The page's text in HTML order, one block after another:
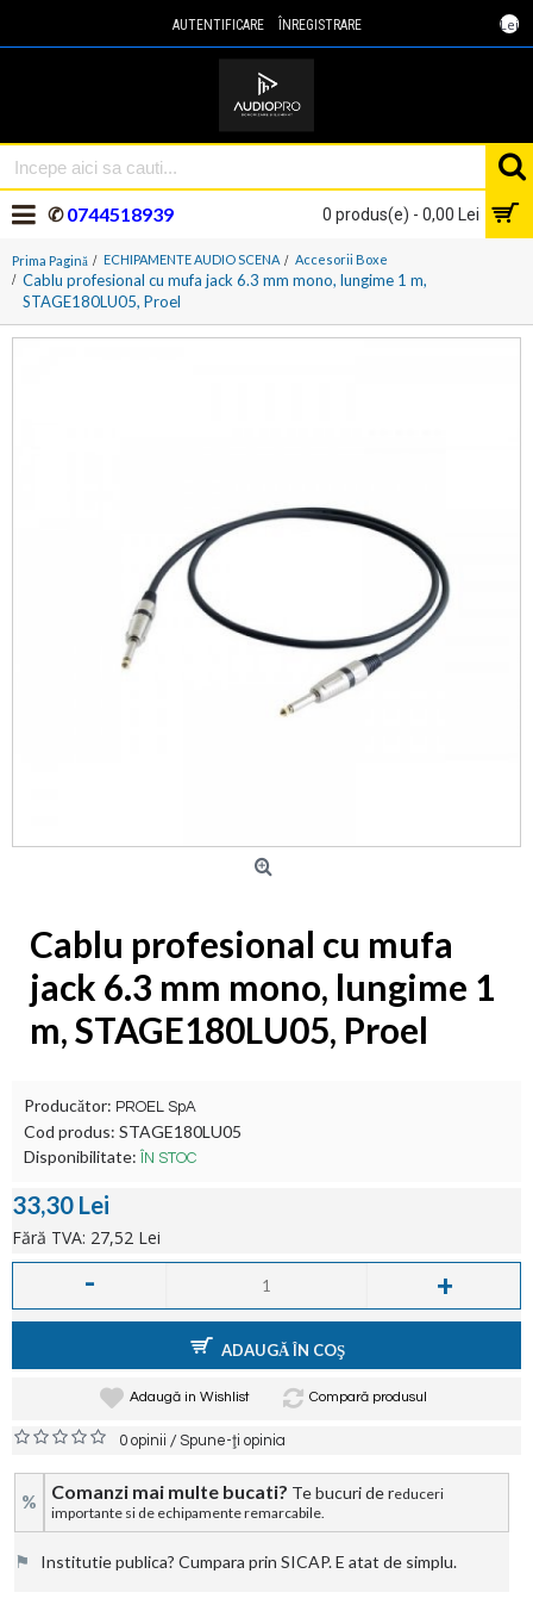
Lei
AUTENTIFICARE ÎNREGISTRARE
0 produs(e) - 0,00 Lei
✆0744518939
Prima Pagină ECHIPAMENTE AUDIO SCENA Accesorii Boxe
Cablu profesional cu mufa jack 6.3 mm mono, lungime 1 m,
STAGE180LU05, Proel
Cablu profesional cu mufa
jack 6.3 mm mono, lungime 1
m, STAGE180LU05, Proel
Producător: PROEL SpA
Cod produs: STAGE180LU05
Disponibilitate:
ÎN STOC
33,30 Lei
Fără TVA: 27,52 Lei
- +
ADAUGĂ ÎN COŞ
Adaugă in Wishlist Compară produsul
0 opinii /Spune-ţi opinia
% Comanzi mai multe bucati? Te bucuri de reduceri
importante si de echipamente remarcabile.
⚑ Institutie publica? Cumpara prin SICAP. E atat de simplu.